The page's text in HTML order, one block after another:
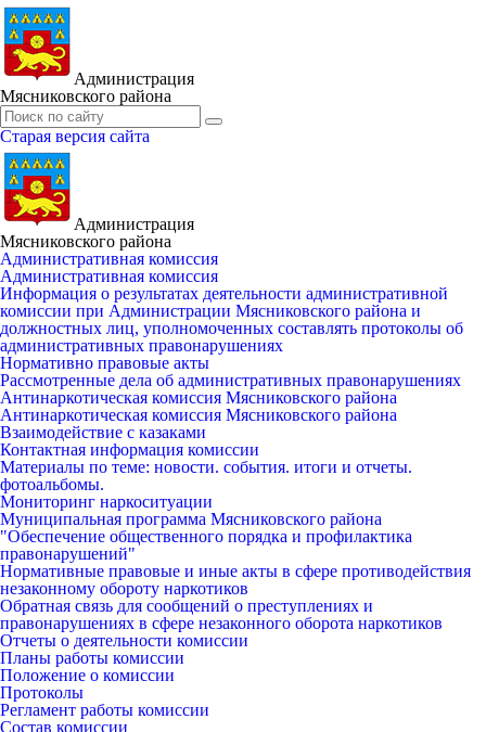
Администрация
Мясниковского района
Старая версия сайта
Администрация
Мясниковского района
Административная комиссия
Административная комиссия
Информация о результатах деятельности административной
комиссии при Администрации Мясниковского района и
должностных лиц, уполномоченных составлять протоколы об
административных правонарушениях
Нормативно правовые акты
Рассмотренные дела об административных правонарушениях
Антинаркотическая комиссия Мясниковского района
Антинаркотическая комиссия Мясниковского района
Взаимодействие с казаками
Контактная информация комиссии
Материалы по теме: новости. события. итоги и отчеты.
фотоальбомы.
Мониторинг наркоситуации
Муниципальная программа Мясниковского района
"Обеспечение общественного порядка и профилактика
правонарушений"
Нормативные правовые и иные акты в сфере противодействия
незаконному обороту наркотиков
Обратная связь для сообщений о преступлениях и
правонарушениях в сфере незаконного оборота наркотиков
Отчеты о деятельности комиссии
Планы работы комиссии
Положение о комиссии
Протоколы
Регламент работы комиссии
Состав комиссии